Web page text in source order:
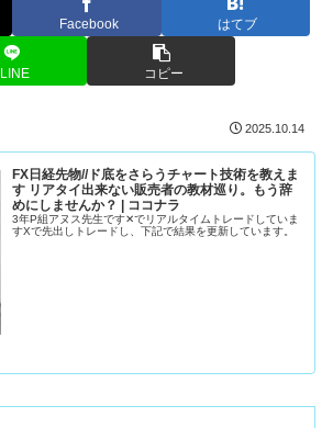
Facebook はてブ
LINE コピー
2025.10.14
FX日経先物//ド底をさらうチャート技術を教えま
す リアタイ出来ない販売者の教材巡り。もう辞
めにしませんか？ | ココナラ
3年P組アヌス先生です✕でリアルタイムトレードしていま
すXで先出しトレードし、下記で結果を更新しています。